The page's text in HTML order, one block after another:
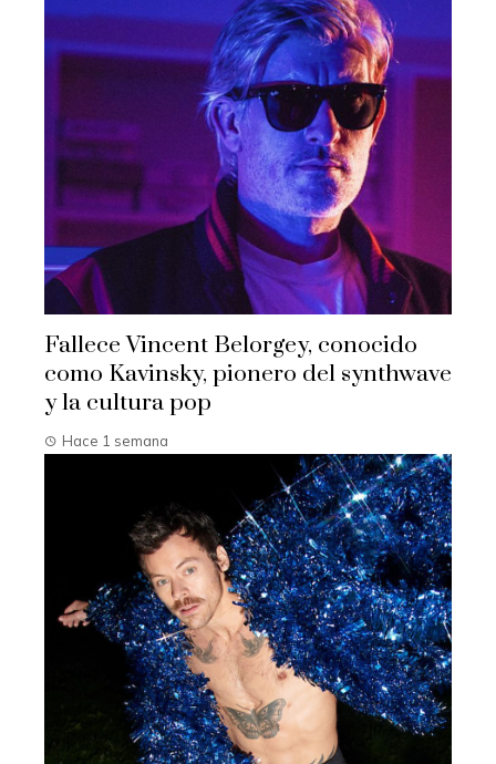
Fallece Vincent Belorgey, conocido
como Kavinsky, pionero del synthwave
y la cultura pop
Hace 1 semana